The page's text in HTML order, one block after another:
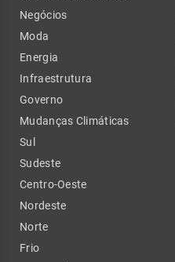
Negócios
Moda
Energia
Infraestrutura
Governo
Mudanças Climáticas
Sul
Sudeste
Centro-Oeste
Nordeste
Norte
Frio